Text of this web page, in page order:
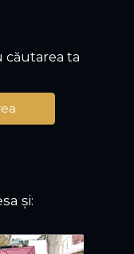
căutarea ta
și: